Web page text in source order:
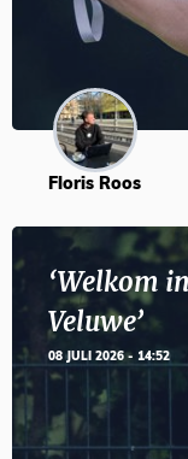
Floris Roos
‘Welkom
Veluwe’
08 JULI 2026 - 14:52